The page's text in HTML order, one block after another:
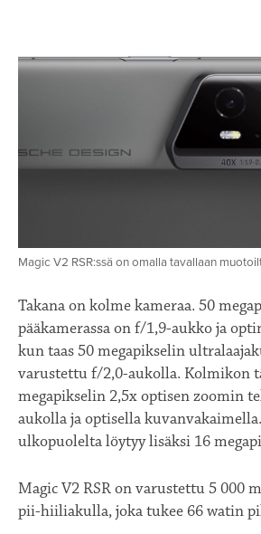
Magic V2 RSR:ssä on omalla tavallaan
Takana on kolme kameraa. 50
pääkamerassa on f/1,9-aukko ja
kun taas 50 megapikselin
varustettu f/2,0-aukolla. Kolmikon
megapikselin 2,5x optisen zoomin
aukolla ja optisella
ulkopuolelta löytyy lisäksi 16
Magic V2 RSR on varustettu 5 000
pii-hiiliakulla, joka tukee 66 watin